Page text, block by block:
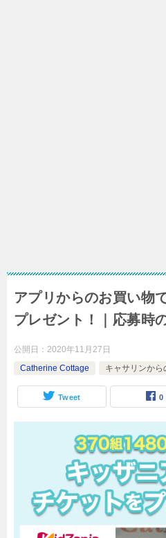
アプリからのお買い物
プレゼント！｜応募時
公開日： 2020年11月27日
Catherine Cottage
キャサリンから
Tweet 0